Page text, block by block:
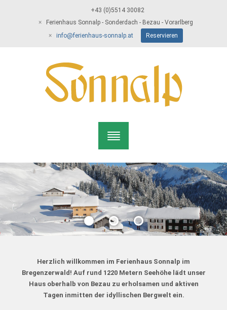
+43 (0)5514 30082
Ferienhaus Sonnalp - Sonderdach - Bezau - Vorarlberg
info@ferienhaus-sonnalp.at
Reservieren
Herzlich willkommen im Ferienhaus Sonnalp im
Bregenzerwald! Auf rund 1220 Metern Seehöhe lädt unser
Haus oberhalb von Bezau zu erholsamen und aktiven
Tagen inmitten der idyllischen Bergwelt ein.